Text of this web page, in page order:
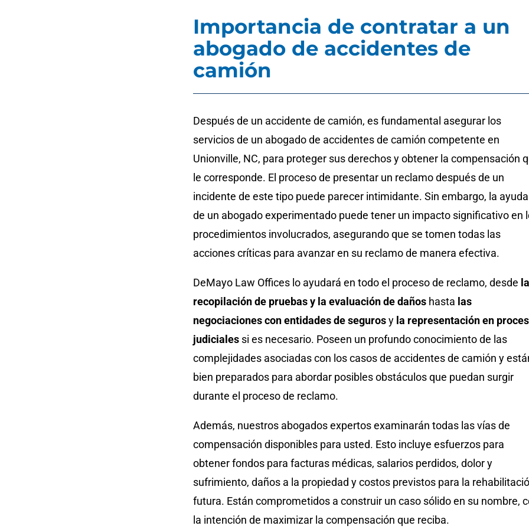
Importancia de contratar a un
abogado de accidentes de
camión
Después de un accidente de camión, es fundamental asegurar los
servicios de un abogado de accidentes de camión competente en
Unionville, NC, para proteger sus derechos y obtener la compensación
le corresponde. El proceso de presentar un reclamo después de un
incidente de este tipo puede parecer intimidante. Sin embargo, la ayuda
de un abogado experimentado puede tener un impacto significativo en
procedimientos involucrados, asegurando que se tomen todas las
acciones críticas para avanzar en su reclamo de manera efectiva.
DeMayo Law Offices lo ayudará en todo el proceso de reclamo, desde la
recopilación de pruebas y la evaluación de daños hasta las
negociaciones con entidades de segurosy la representación en
judiciales si es necesario. Poseen un profundo conocimiento de las
complejidades asociadas con los casos de accidentes de camión y
bien preparados para abordar posibles obstáculos que puedan surgir
durante el proceso de reclamo.
Además, nuestros abogados expertos examinarán todas las vías de
compensación disponibles para usted. Esto incluye esfuerzos para
obtener fondos para facturas médicas, salarios perdidos, dolor y
sufrimiento, daños a la propiedad y costos previstos para la
futura. Están comprometidos a construir un caso sólido en su nombre,
la intención de maximizar la compensación que reciba.